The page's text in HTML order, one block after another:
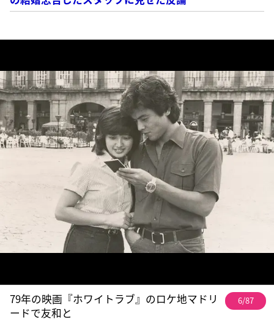
79年の映画『ホワイトラブ』のロケ地マドリ
ードで友和と
6/87